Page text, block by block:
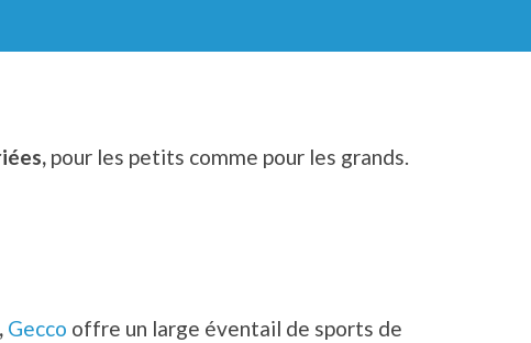
pour les petits comme pour les grands.
Gecco offre un large éventail de sports de